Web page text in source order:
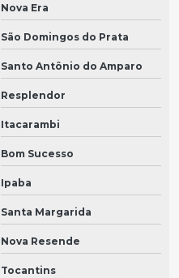
Nova Era
São Domingos do Prata
Santo Antônio do Amparo
Resplendor
Itacarambi
Bom Sucesso
Ipaba
Santa Margarida
Nova Resende
Tocantins